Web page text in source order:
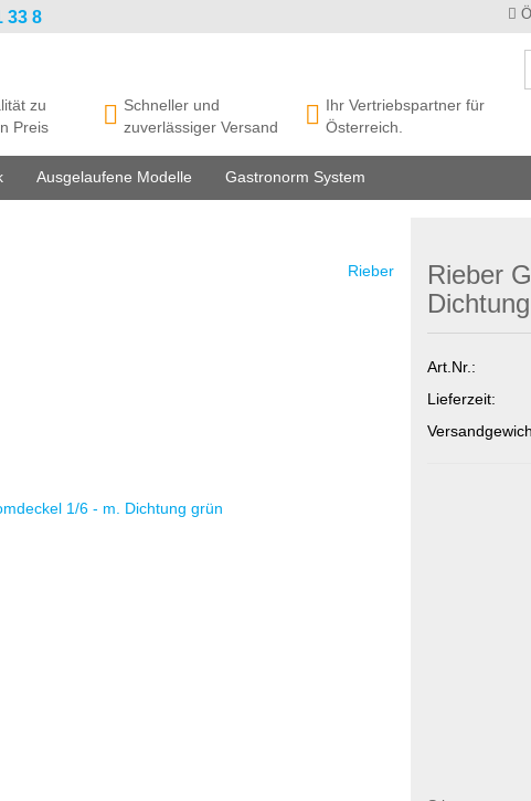
zu
Preis
Schneller und
zuverlässiger Versand
Ihr Vertriebspartner für
Österreich.
33 8
Ausgelaufene Modelle Gastronorm System
Rieber
Rieber
Art.Nr.:
Lieferzeit: